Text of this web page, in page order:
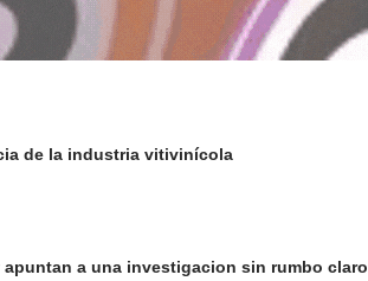
de la industria vitivinícola
a una investigacion sin rumbo claro